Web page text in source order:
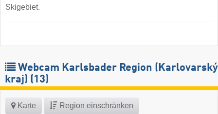
Skigebiet.
Webcam Karlsbader Region (Karlovarský
kraj) (13)
Karte Region einschränken